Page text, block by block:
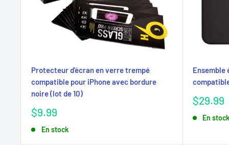
Protecteur d'écran en verre trempé
compatible pour iPhone avec bordure
noire (lot de 10)
Prix
$9.99
En stock
Ensemble
Prix
$29.99
En stock